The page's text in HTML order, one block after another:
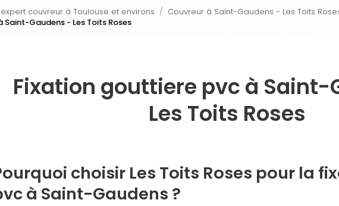
expert couvreur à Toulouse et environs
Couvreur à Saint-Gaudens - Les Toits
Gaudens - Les Toits Roses
Fixation gouttiere pvc à Saint-
Les Toits Roses
choisir Les Toits Roses pour la
à Saint-Gaudens ?